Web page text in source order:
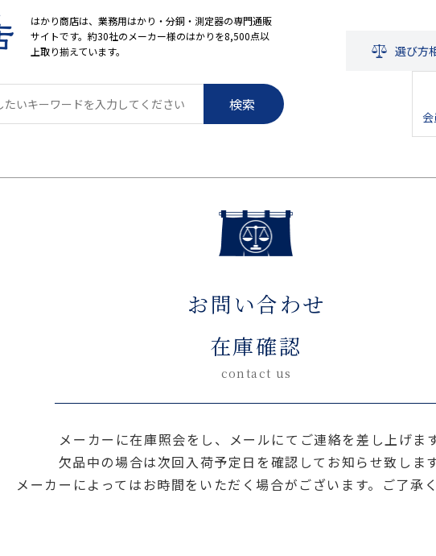
はかり商店は、業務用はかり・分銅・測定器の専門通販
サイトです。約30社のメーカー様のはかりを8,500点以
上取り揃えています。
選び方
検索
お問い合わせ
在庫確認
contact us
メーカーに在庫照会をし、メールにてご連絡を差し上げま
欠品中の場合は次回入荷予定日を確認してお知らせ致しま
メーカーによってはお時間をいただく場合がございます。ご了承